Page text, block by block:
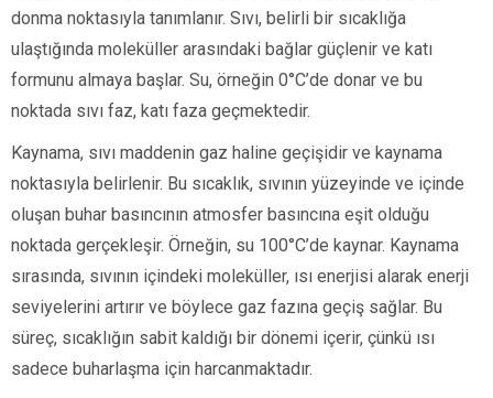
donma noktasıyla tanımlanır. Sıvı, belirli bir sıcaklığa
ulaştığında moleküller arasındaki bağlar güçlenir ve katı
formunu almaya başlar. Su, örneğin 0°C’de donar ve bu
noktada sıvı faz, katı faza geçmektedir.
Kaynama, sıvı maddenin gaz haline geçişidir ve kaynama
noktasıyla belirlenir. Bu sıcaklık, sıvının yüzeyinde ve içinde
oluşan buhar basıncının atmosfer basıncına eşit olduğu
noktada gerçekleşir. Örneğin, su 100°C’de kaynar. Kaynama
sırasında, sıvının içindeki moleküller, ısı enerjisi alarak enerji
seviyelerini artırır ve böylece gaz fazına geçiş sağlar. Bu
süreç, sıcaklığın sabit kaldığı bir dönemi içerir, çünkü ısı
sadece buharlaşma için harcanmaktadır.